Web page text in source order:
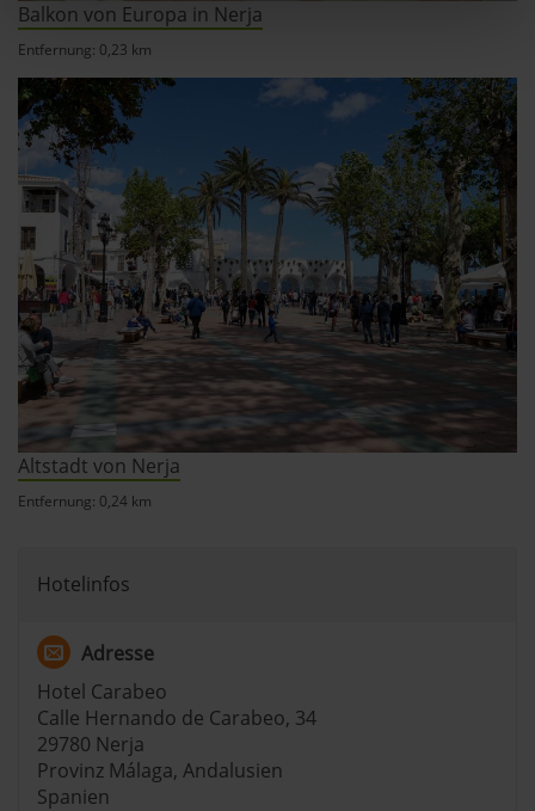
Ihr Gerät durch aktives Scannen nach
bestimmten Merkmalen (Fingerprinting) identifizieren
Erfahren Sie mehr darüber, wie Ihre persönlichen Daten
verarbeitet werden, und legen Sie Ihre Präferenzen im
Abschnitt Einzelheiten
andalusien360.de verwendet Cookies
Einige von ihnen sind notwendig, während andere nicht
notwendig sind, jedoch helfen das Onlineangebot zu
verbessern und wirtschaftlich zu betreiben. Du kannst in
den Einsatz der nicht notwendigen Cookies mit dem Klick
auf die Schaltfläche »Akzeptieren« einwilligen oder dich
per Klick auf »Anpassen« anders entscheiden. Die
Einwilligung umfasst alle vorausgewählten, bzw. von dir
ausgewählten Cookies. Du kannst diese Einstellungen
jederzeit aufrufen und Cookies auch nachträglich
jederzeit abwählen. Weitere Hinweise zu den
der Datenschutzerklärung.
Datenschutzerklärung
Balkon von Europa in Nerja
Entfernung: 0,23 km
Altstadt von Nerja
Entfernung: 0,24 km
Hotelinfos
Adresse
Hotel Carabeo
Calle Hernando de Carabeo, 34
29780 Nerja
Provinz Málaga, Andalusien
Spanien